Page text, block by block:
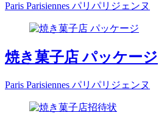
Paris Parisiennes パリパリジェンヌ
焼き菓子店 パッケージ
Paris Parisiennes パリパリジェンヌ